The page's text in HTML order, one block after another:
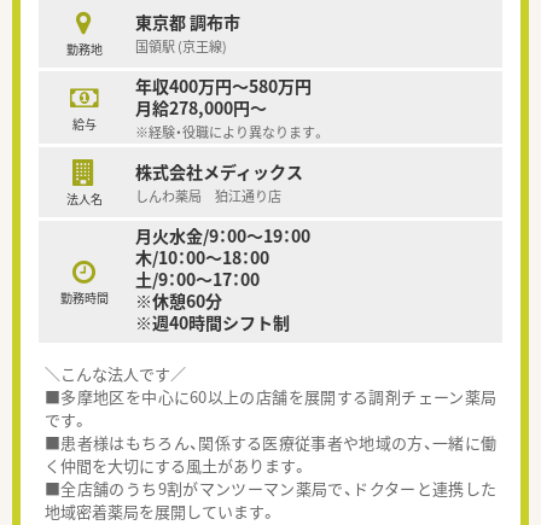
勤務地
東京都 調布市
国領駅 (京王線)
給与
年収400万円～580万円
月給278,000円～
※経験・役職により異なります。
法人名
株式会社メディックス
しんわ薬局 狛江通り店
勤務時間
月火水金/9：00～19：00
木/10：00～18：00
土/9：00～17：00
※休憩60分
※週40時間シフト制
＼こんな法人です／
■多摩地区を中心に60以上の店舗を展開する調剤チェーン薬局
です。
■患者様はもちろん、関係する医療従事者や地域の方、一緒に働
く仲間を大切にする風土があります。
■全店舗のうち9割がマンツーマン薬局で、ドクターと連携した
地域密着薬局を展開しています。